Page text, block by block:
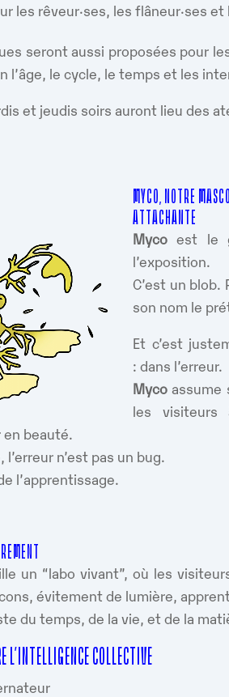
les rêveur·ses, les flâneur·ses
seront aussi proposées pour
l’âge, le cycle, le temps et les
et jeudis soirs auront lieu des
MYCO, NOTRE
ATTACHANTE
Myco est le
l’exposition.
C’est un blob.
son nom le
Et c’est
: dans l’erreur.
Myco assume
les visiteurs
beauté.
n’est pas un bug.
l’apprentissage.
un “labo vivant”, où les
évitement de lumière,
du temps, de la vie, et de la
L’INTELLIGENCE COLLECTIVE